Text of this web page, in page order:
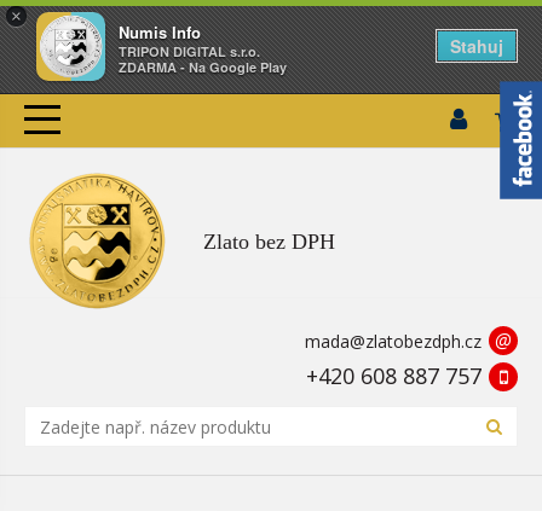
×
Numis Info
TRIPON DIGITAL s.r.o.
ZDARMA - Na Google Play
Stahuj
Zlato bez DPH
mada@zlatobezdph.cz @
+420 608 887 757